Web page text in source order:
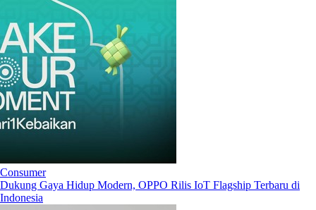
Consumer
Dukung Gaya Hidup Modern, OPPO Rilis IoT Flagship Terbaru di
Indonesia